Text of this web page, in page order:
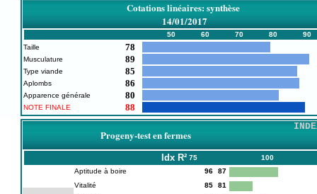
Cotations linéaires: synthèse
14/01/2017
50 60 70 80
90
Taille
78
Musculature 89
Type viande 85
Aplombs 86
Apparence générale 80
NOTE FINALE 88
Progeny-test en fermes
Idx R² 75 100
Aptitude à boire 96
87
Vitalité
85
81